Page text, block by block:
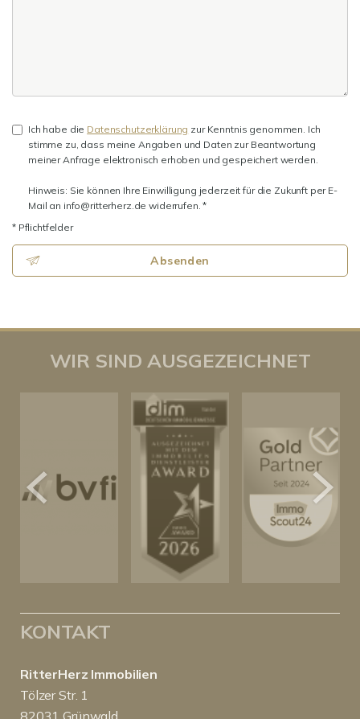
Ich habe die Datenschutzerklärung zur Kenntnis genommen. Ich
stimme zu, dass meine Angaben und Daten zur Beantwortung
meiner Anfrage elektronisch erhoben und gespeichert werden.
Hinweis: Sie können Ihre Einwilligung jederzeit für die Zukunft per E-
Mail an info@ritterherz.de widerrufen. *
* Pflichtfelder
Absenden
WIR SIND AUSGEZEICHNET
KONTAKT
RitterHerz Immobilien
Tölzer Str. 1
82031 Grünwald